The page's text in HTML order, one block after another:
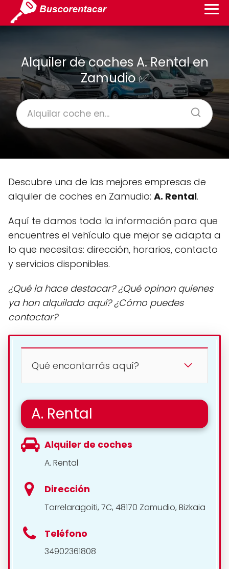
Alquiler de coches A. Rental en
Zamudio ✅
Descubre una de las mejores empresas de
alquiler de coches en Zamudio: A. Rental.
Aquí te damos toda la información para que
encuentres el vehículo que mejor se adapta a
lo que necesitas: dirección, horarios, contacto
y servicios disponibles.
¿Qué la hace destacar? ¿Qué opinan quienes
ya han alquilado aquí? ¿Cómo puedes
contactar?
Qué encontarrás aquí?
A. Rental
Alquiler de coches
A. Rental
Dirección
Torrelaragoiti, 7C, 48170 Zamudio, Bizkaia
Teléfono
34902361808